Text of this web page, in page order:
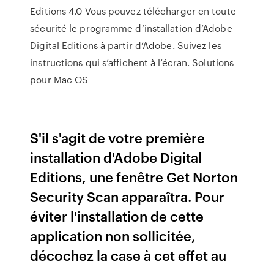
Editions 4.0 Vous pouvez télécharger en toute
sécurité le programme d’installation d’Adobe
Digital Editions à partir d’Adobe. Suivez les
instructions qui s’affichent à l’écran. Solutions
pour Mac OS
S'il s'agit de votre première
installation d'Adobe Digital
Editions, une fenêtre Get Norton
Security Scan apparaîtra. Pour
éviter l'installation de cette
application non sollicitée,
décochez la case à cet effet au